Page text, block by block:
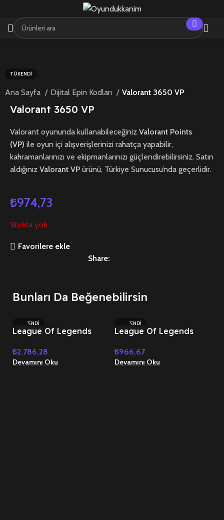
TÜKENDI
Ana Sayfa Dijital Epin Kodları Valorant 3650 VP
Valorant 3650 VP
Valorant oyununda kullanabileceğiniz Valorant Points
(VP) ile oyun içi alışverişlerinizi rahatça yapabilir,
kahramanlarınızı ve ekipmanlarınızı güçlendirebilirsiniz. Satın
aldığınızValorant VP ürünü, Türkiye Sunucusu’nda geçerlidir.
₺974,73
Stokta yok
Favorilere ekle
Share:
Bunları Da Beğenebilirsin
TÜKENDI
League Of Legends
₺2.786,28
Devamını Oku
TÜKENDI
League Of Legends
₺966,67
Devamını Oku